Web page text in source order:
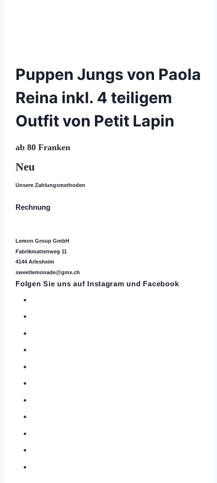
Puppen Jungs von Paola
Reina inkl. 4 teiligem
Outfit von Petit Lapin
ab 80 Franken
Neu
Unsere Zahlungsmethoden
Rechnung
Lemon Group GmbH
Fabrikmattenweg 11
4144 Arlesheim
sweetlemonade@gmx.ch
Folgen Sie uns auf Instagram und Facebook